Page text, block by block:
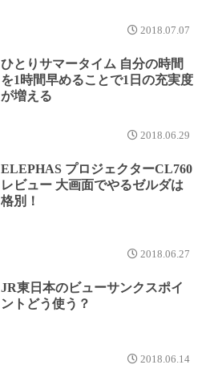
2018.07.07
ひとりサマータイム 自分の時間
を1時間早めることで1日の充実度
が増える
2018.06.29
ELEPHAS プロジェクターCL760
レビュー 大画面でやるゼルダは
格別！
2018.06.27
JR東日本のビューサンクスポイ
ントどう使う？
2018.06.14